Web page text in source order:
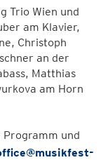
Trio Wien und
am Klavier,
Christoph
an der
Matthias
am Horn
und